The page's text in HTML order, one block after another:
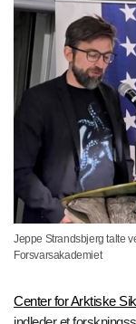
Jeppe Strandsbjerg talte
Forsvarsakademiet
Center for Arktiske